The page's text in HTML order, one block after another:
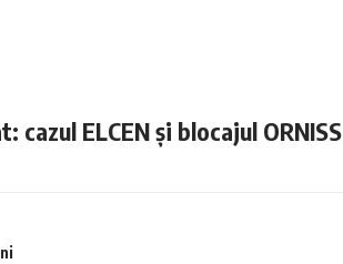
ELCEN și blocajul ORNISS